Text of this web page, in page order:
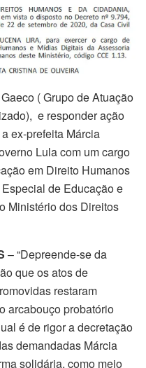
( Grupo de Atuação
e responder ação
ex-prefeita Márcia
Lula com um cargo
em Direito Humanos
de Educação e
Ministério dos Direitos
– “Depreende-se da
que os atos de
restaram
arcabouço probatório
é de rigor a decretação
demandadas Márcia
solidária, como meio